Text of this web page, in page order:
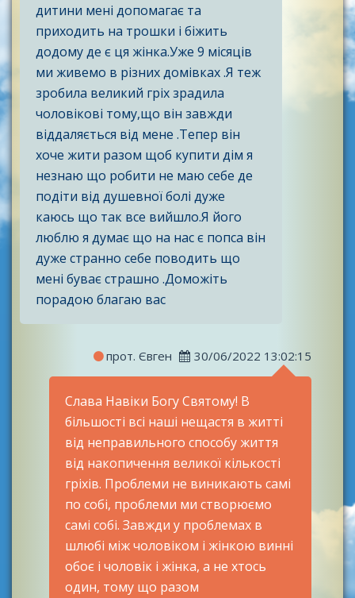
дитини мені допомагає та
приходить на трошки і біжить
додому де є ця жінка.Уже 9 місяців
ми живемо в різних домівках .Я теж
зробила великий гріх зрадила
чоловікові тому,що він завжди
віддаляється від мене .Тепер він
хоче жити разом щоб купити дім я
незнаю що робити не маю себе де
подіти від душевної болі дуже
каюсь що так все вийшло.Я його
люблю я думає що на нас є попса він
дуже странно себе поводить що
мені буває страшно .Доможіть
порадою благаю вас
прот. Євген 30/06/2022 13:02:15
Слава Навіки Богу Святому! В
більшості всі наші нещастя в житті
від неправильного способу життя
від накопичення великої кількості
гріхів. Проблеми не виникають самі
по собі, проблеми ми створюємо
самі собі. Завжди у проблемах в
шлюбі між чоловіком і жінкою винні
обоє і чоловік і жінка, а не хтось
один, тому що разом